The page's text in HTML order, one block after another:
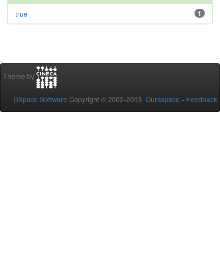
1
true
Theme by
DSpace Software Copyright © 2002-2013 Duraspace - Feedback